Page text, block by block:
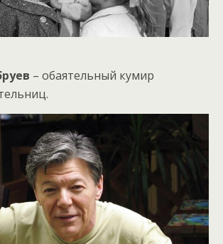
– обаятельный кумир